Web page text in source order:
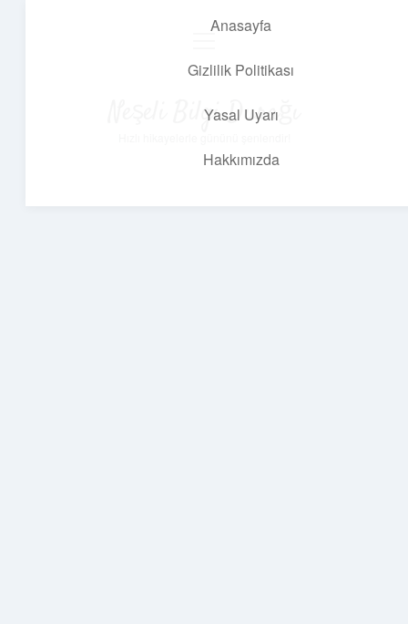
Anasayfa
Gizlilik Politikası
Yasal Uyarı
Hakkımızda
Neşeli Bilgi Durağı